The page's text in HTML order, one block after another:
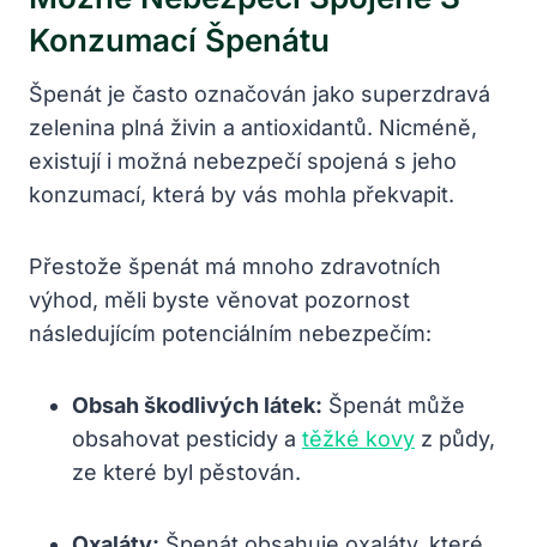
Konzumací Špenátu
Špenát je často označován jako superzdravá
zelenina plná živin a antioxidantů. Nicméně,
existují i možná nebezpečí spojená s jeho
konzumací, která by vás mohla překvapit.
Přestože špenát má mnoho zdravotních
výhod, měli byste věnovat pozornost
následujícím potenciálním nebezpečím:
Obsah škodlivých látek: Špenát může
obsahovat pesticidy a těžké kovy z půdy,
ze které byl pěstován.